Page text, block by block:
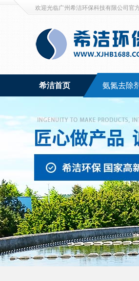
欢迎光临广州希洁环保科技有限公司官
希洁首页 氨氮去除